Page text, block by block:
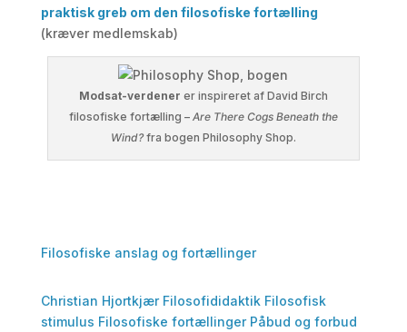
praktisk greb om den filosofiske fortælling
(kræver medlemskab)
Modsat-verdener er inspireret af David Birch
filosofiske fortælling – Are There Cogs Beneath the
Wind?fra bogen Philosophy Shop.
Filosofiske anslag og fortællinger
Christian Hjortkjær Filosofididaktik Filosofisk
stimulus Filosofiske fortællinger Påbud og forbud